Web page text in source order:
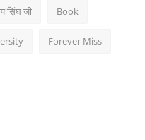
सिंघ जी Book
Forever Miss